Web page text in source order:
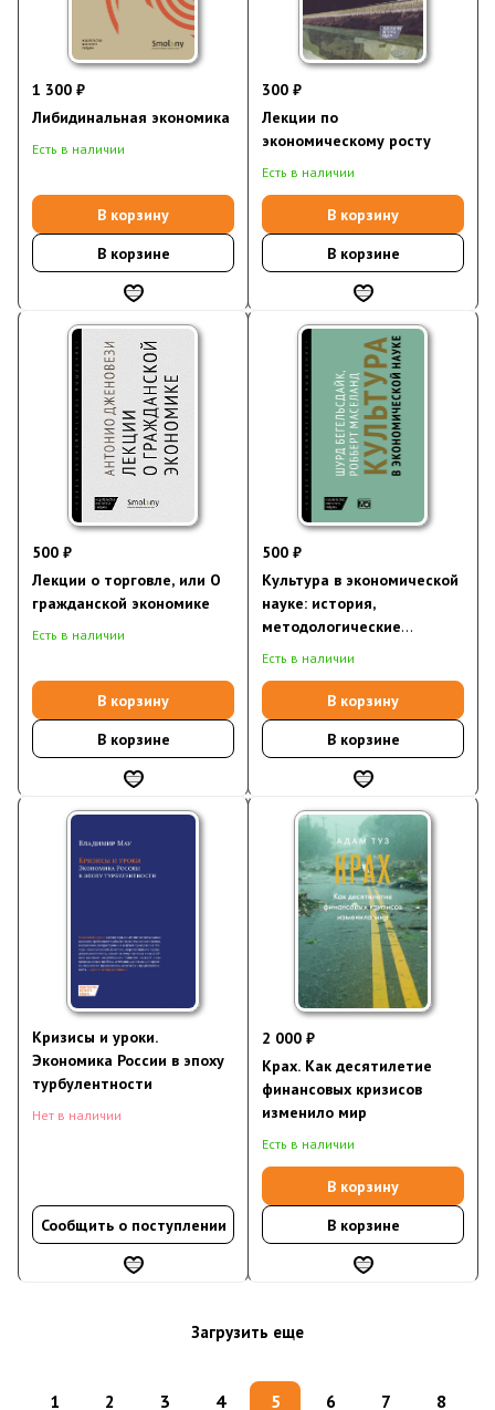
1 300 ₽
Либидинальная экономика
Есть в наличии
В корзину
В корзине
300 ₽
Лекции по
экономическому росту
Есть в наличии
В корзину
В корзине
500 ₽
Лекции о торговле, или О
гражданской экономике
Есть в наличии
В корзину
В корзине
500 ₽
Культура в экономической
науке: история,
методологические
рассуждения и области
применения в
современности
Есть в наличии
В корзину
В корзине
Кризисы и уроки.
Экономика России в эпоху
турбулентности
Нет в наличии
Сообщить о поступлении
2 000 ₽
Крах. Как десятилетие
финансовых кризисов
изменило мир
Есть в наличии
В корзину
В корзине
Загрузить еще
1 2 3 4 5 6 7 8